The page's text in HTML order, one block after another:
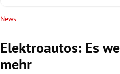
News
Elektroautos: Es
mehr